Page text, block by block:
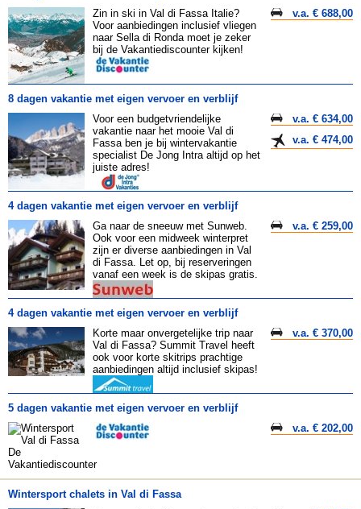
Zin in ski in Val di Fassa Italie?
Voor aanbiedingen inclusief vliegen
naar Sella di Ronda moet je zeker
bij de Vakantiediscounter kijken!
v.a. € 688,00
8 dagen vakantie met eigen vervoer en verblijf
Voor een budgetvriendelijke
vakantie naar het mooie Val di
Fassa ben je bij wintervakantie
specialist De Jong Intra altijd op het
juiste adres!
v.a. € 634,00
v.a. € 474,00
4 dagen vakantie met eigen vervoer en verblijf
Ga naar de sneeuw met Sunweb.
Ook voor een midweek winterpret
zijn er diverse aanbiedingen in Val
di Fassa. Let op, bij reserveringen
vanaf een week is de skipas gratis.
v.a. € 259,00
4 dagen vakantie met eigen vervoer en verblijf
Korte maar onvergetelijke trip naar
Val di Fassa? Summit Travel heeft
ook voor korte skitrips prachtige
aanbiedingen altijd inclusief skipas!
v.a. € 370,00
5 dagen vakantie met eigen vervoer en verblijf
v.a. € 202,00
Wintersport chalets in Val di Fassa